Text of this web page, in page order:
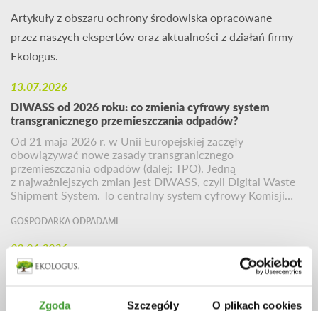
Zgoda Szczegóły O plikach cookies
Artykuły z obszaru ochrony środowiska opracowane
przez naszych ekspertów oraz aktualności z działań firmy
Ekologus.
DIWASS od 2026 roku: co zmienia cyfrowy system
transgranicznego przemieszczania odpadów?
Od 21 maja 2026 r. w Unii Europejskiej zaczęły
obowiązywać nowe zasady transgranicznego
przemieszczania odpadów (dalej: TPO). Jedną
z najważniejszych zmian jest DIWASS, czyli Digital Waste
Shipment System. To centralny system cyfrowy Komisji…
13.07.2026
GOSPODARKA ODPADAMI
Obowiązki pomiarowe instalacji wymagającej pozwolenia
09.06.2026